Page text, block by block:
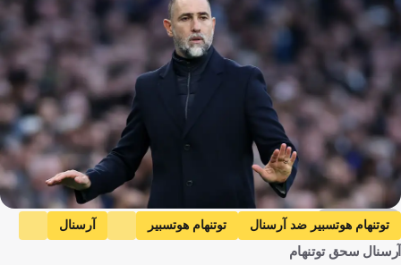
Getty Images
توتنهام هوتسبير ضد آرسنال توتنهام هوتسبير
آرسنال
الدوري الإنجليزي الممتاز
آرسنال سحق توتنهام